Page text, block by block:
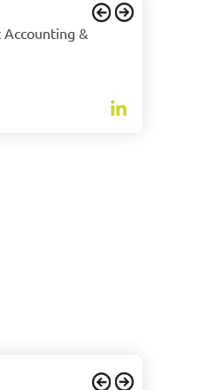
&